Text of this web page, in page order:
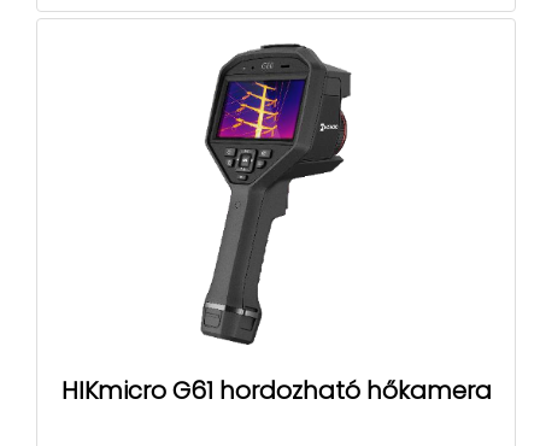
HIKmicro G61 hordozható hőkamera